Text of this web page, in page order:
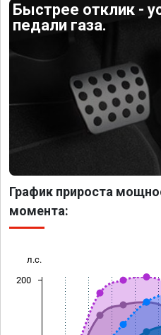
Быстрее отклик -
педали газа.
График прироста
момента:
л.с.
200